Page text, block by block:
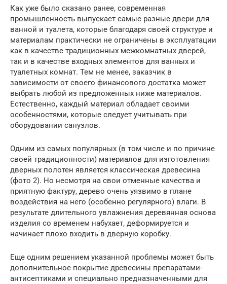
Как уже было сказано ранее, современная
промышленность выпускает самые разные двери для
ванной и туалета, которые благодаря своей структуре и
материалам практически не ограничены в эксплуатации
как в качестве традиционных межкомнатных дверей,
так и в качестве входных элементов для ванных и
туалетных комнат. Тем не менее, заказчик в
зависимости от своего финансового достатка может
выбрать любой из предложенных ниже материалов.
Естественно, каждый материал обладает своими
особенностями, которые следует учитывать при
оборудовании санузлов.
Одним из самых популярных (в том числе и по причине
своей традиционности) материалов для изготовления
дверных полотен является классическая древесина
(фото 2). Но несмотря на свои отменные качества и
приятную фактуру, дерево очень уязвимо в плане
воздействия на него (особенно регулярного) влаги. В
результате длительного увлажнения деревянная основа
изделия со временем набухает, деформируется и
начинает плохо входить в дверную коробку.
Еще одним решением указанной проблемы может быть
дополнительное покрытие древесины препаратами-
антисептиками и специально предназначенными для